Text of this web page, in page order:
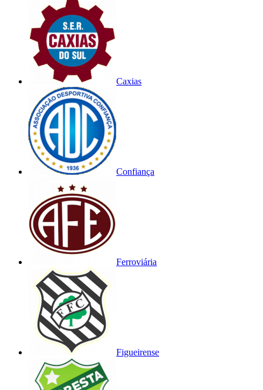
Caxias
Confiança
Ferroviária
Figueirense